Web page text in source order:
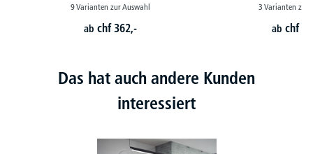
9 Varianten zur Auswahl
abchf 362,-
3 Varianten zur
abchf
Das hat auch andere Kunden
interessiert